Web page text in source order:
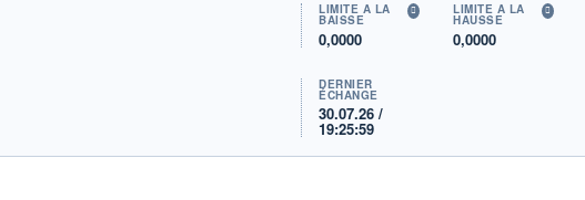
LIMITE À LA
BAISSE
0,0000
LIMITE À LA
HAUSSE
0,0000
DERNIER
ÉCHANGE
30.07.26 /
19:25:59